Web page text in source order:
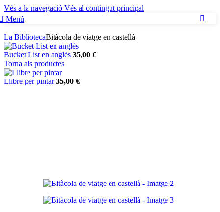
Vés a la navegació Vés al contingut principal
Menú
La BibliotecaBitàcola de viatge en castellà
Bucket List en anglès 35,00 €
Torna als productes
Llibre per pintar35,00 €